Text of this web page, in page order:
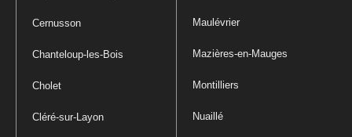
Cernusson
Chanteloup-les-Bois
Cholet
Cléré-sur-Layon
Maulévrier
Mazières-en-Mauges
Montilliers
Nuaillé